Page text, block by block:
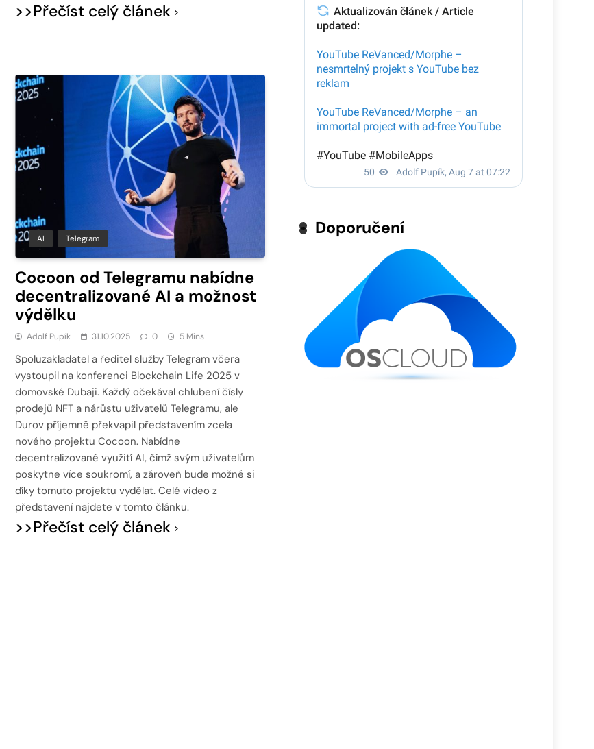
>>Přečíst celý článek
AI Telegram
Cocoon od Telegramu nabídne
decentralizované AI a možnost
výdělku
Adolf Pupík 31.10.2025 0 5 Mins
Spoluzakladatel a ředitel služby Telegram včera
vystoupil na konferenci Blockchain Life 2025 v
domovské Dubaji. Každý očekával chlubení čísly
prodejů NFT a nárůstu uživatelů Telegramu, ale
Durov příjemně překvapil představením zcela
nového projektu Cocoon. Nabídne
decentralizované využití AI, čímž svým uživatelům
poskytne více soukromí, a zároveň bude možné si
díky tomuto projektu vydělat. Celé video z
představení najdete v tomto článku.
>>Přečíst celý článek
Doporučení